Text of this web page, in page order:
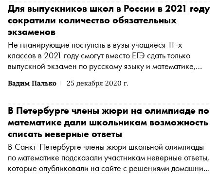
TJ
Вадим Палько 25 декабря 2020 г.
Для выпускников школ в России в 2021 году
сократили количество обязательных
экзаменов
Не планирующие поступать в вузы учащиеся 11-х
классов в 2021 году смогут вместо ЕГЭ сдать только
выпускной экзамен по русскому языку и математике,
В Петербурге члены жюри на олимпиаде по
математике дали школьникам возможность
списать неверные ответы
В Санкт-Петербурге члены жюри школьной олимпиады
по математике подсказали участникам неверные ответы,
которые опубликовали на сайте с решениями домашних